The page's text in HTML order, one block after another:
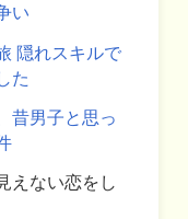
い
隠れスキルで
た
昔男子と思っ
えない恋をし